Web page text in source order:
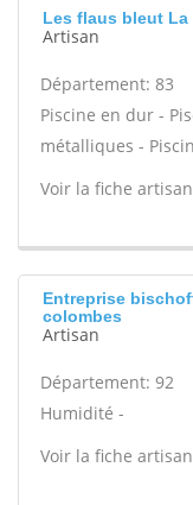
Les flaus bleut
Artisan
Département: 83
Piscine en dur -
métalliques -
Voir la fiche
Entreprise
colombes
Artisan
Département: 92
Humidité -
Voir la fiche